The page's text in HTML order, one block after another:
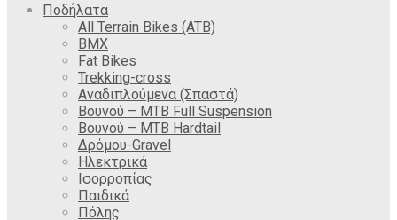
Ποδήλατα
All Terrain Bikes (ATB)
BMX
Fat Bikes
Trekking-cross
Αναδιπλούμενα (Σπαστά)
Βουνού – MTB Full Suspension
Βουνού – MTB Hardtail
Δρόμου-Gravel
Ηλεκτρικά
Ισορροπίας
Παιδικά
Πόλης